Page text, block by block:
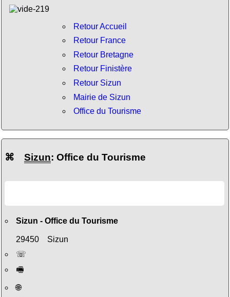
Retour Accueil
Retour France
Retour Bretagne
Retour Finistère
Retour Sizun
Mairie de Sizun
Office du Tourisme
⌘ Sizun: Office du Tourisme
Sizun - Office du Tourisme
29450 Sizun
☏
🖷
🌐